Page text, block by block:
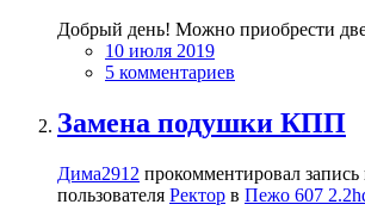
Добрый день! Можно приобрести
10 июля 2019
5 комментариев
Замена подушки КПП
Дима2912 прокомментировал запись
пользователя Ректор в Пежо 607